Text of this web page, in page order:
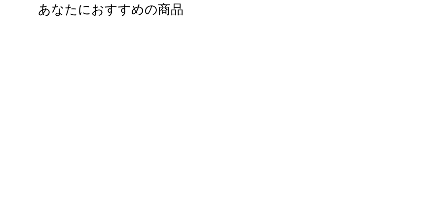
あなたにおすすめの商品